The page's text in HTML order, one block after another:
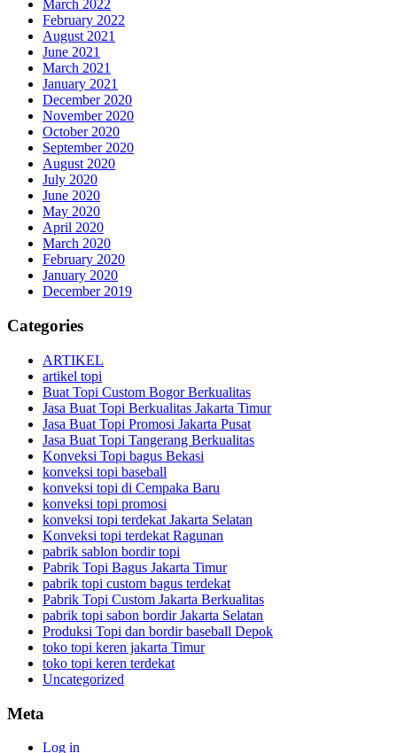
March 2022
February 2022
August 2021
June 2021
March 2021
January 2021
December 2020
November 2020
October 2020
September 2020
August 2020
July 2020
June 2020
May 2020
April 2020
March 2020
February 2020
January 2020
December 2019
Categories
ARTIKEL
artikel topi
Buat Topi Custom Bogor Berkualitas
Jasa Buat Topi Berkualitas Jakarta Timur
Jasa Buat Topi Promosi Jakarta Pusat
Jasa Buat Topi Tangerang Berkualitas
Konveksi Topi bagus Bekasi
konveksi topi baseball
konveksi topi di Cempaka Baru
konveksi topi promosi
konveksi topi terdekat Jakarta Selatan
Konveksi topi terdekat Ragunan
pabrik sablon bordir topi
Pabrik Topi Bagus Jakarta Timur
pabrik topi custom bagus terdekat
Pabrik Topi Custom Jakarta Berkualitas
pabrik topi sabon bordir Jakarta Selatan
Produksi Topi dan bordir baseball Depok
toko topi keren jakarta Timur
toko topi keren terdekat
Uncategorized
Meta
Log in